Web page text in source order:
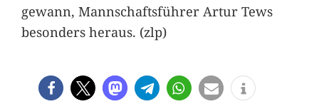
gewann, Mannschaftsführer Artur Tews
besonders heraus. (zlp)